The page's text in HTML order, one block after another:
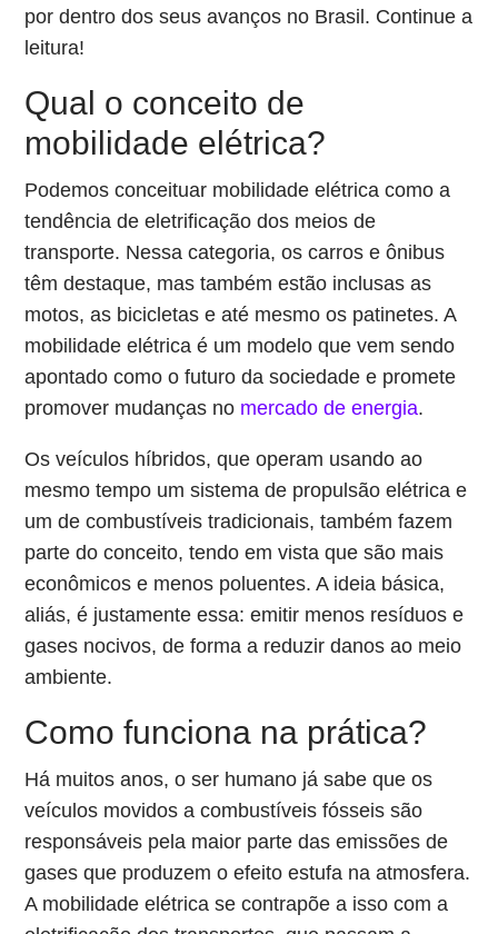
por dentro dos seus avanços no Brasil. Continue a
leitura!
Qual o conceito de
mobilidade elétrica?
Podemos conceituar mobilidade elétrica como a
tendência de eletrificação dos meios de
transporte. Nessa categoria, os carros e ônibus
têm destaque, mas também estão inclusas as
motos, as bicicletas e até mesmo os patinetes. A
mobilidade elétrica é um modelo que vem sendo
apontado como o futuro da sociedade e promete
promover mudanças no mercado de energia.
Os veículos híbridos, que operam usando ao
mesmo tempo um sistema de propulsão elétrica e
um de combustíveis tradicionais, também fazem
parte do conceito, tendo em vista que são mais
econômicos e menos poluentes. A ideia básica,
aliás, é justamente essa: emitir menos resíduos e
gases nocivos, de forma a reduzir danos ao meio
ambiente.
Como funciona na prática?
Há muitos anos, o ser humano já sabe que os
veículos movidos a combustíveis fósseis são
responsáveis pela maior parte das emissões de
gases que produzem o efeito estufa na atmosfera.
A mobilidade elétrica se contrapõe a isso com a